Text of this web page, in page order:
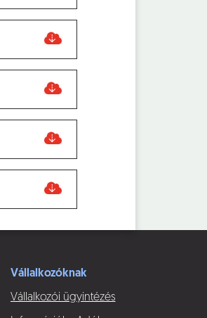
Vállalkozóknak
Vállalkozói ügyintézés